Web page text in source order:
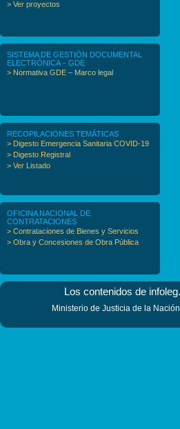
> Ver proyectos
SISTEMA DE GESTIÓN DOCUMENTAL
ELECTRÓNICA – GDE
> Normativa GDE – Marco legal
RECOPILACIONES TEMÁTICAS
> Digesto Emergencia Sanitaria COVID-19
> Digesto Registral
> Ver Listado
OFICINA NACIONAL DE
CONTRATACIONES
> Contrataciones de Bienes y Servicios
> Obra y Concesiones de Obra Pública
Los contenidos de
Ministerio de Justicia de la Nación